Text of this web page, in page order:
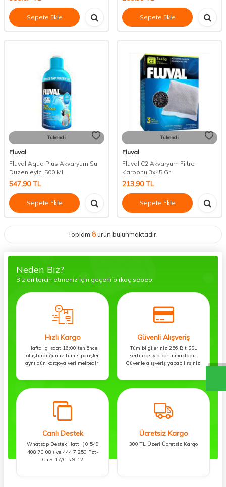
Sepete Ekle Sepete Ekle
Tükendi
Fluval
Fluval Aqua Plus Akvaryum Su
Düzenleyici 500 ML
547,90TL
Sepete Ekle
Tükendi
Fluval
Fluval C2 Akvaryum Filtre
Karbonu 3x45 Gr
213,90TL
Sepete Ekle
Toplam 8ürün bulunmaktadır.
Neden Biz?
Bizleri tercih etmeniz için geçerli birkaç sebep.
Hızlı Kargo
Hafta içi saat 16:00’ten önce
oluşturduğunuz tüm siparişler
aynı gün kargoya verilmektedir.
Güvenli Alışveriş
Tüm bilgileriniz 256 Bit SSL
sertifikasıyla korunmaktadır.
Güvenle alışveriş yapabilirsiniz.
Canlı Destek
Whatsap Destek Hattı ( 0 549
408 70 08 ) ve 444 7 250 Pzt-
Cu:9-17/Cts:9-12
Ücretsiz Kargo
300 TL Üzeri Ücretsiz Kargo